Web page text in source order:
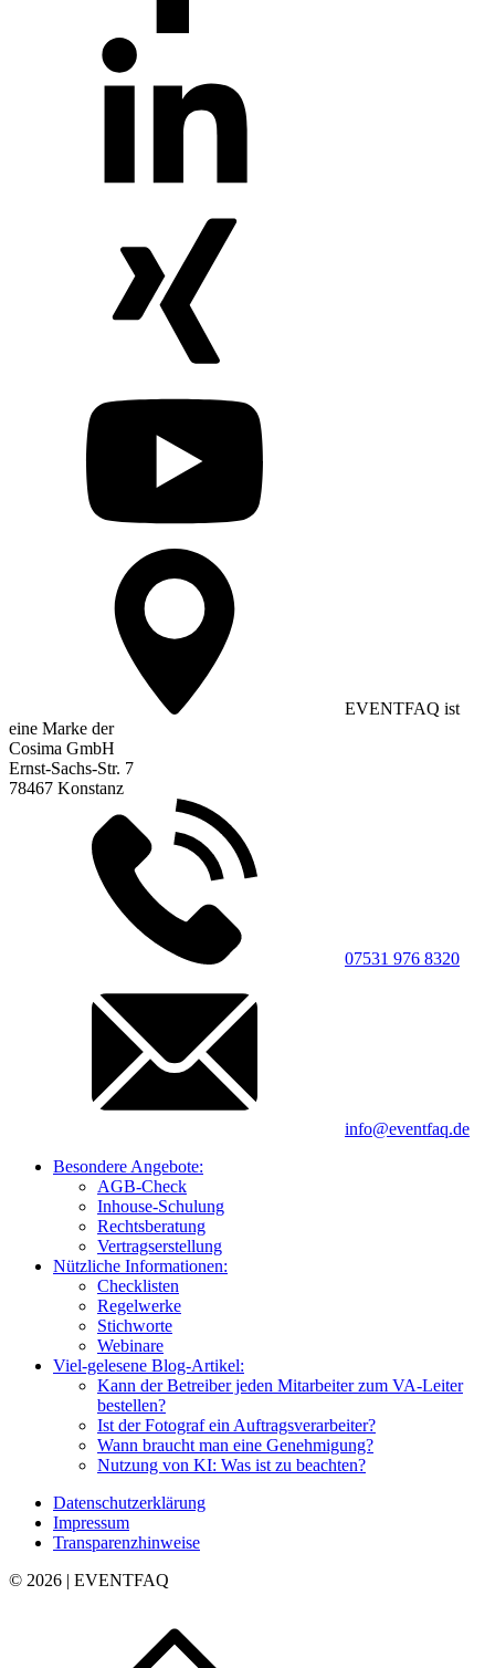
EVENTFAQ ist
eine Marke der
Cosima GmbH
Ernst-Sachs-Str. 7
78467 Konstanz
07531 976 8320
info@eventfaq.de
Besondere Angebote:
AGB-Check
Inhouse-Schulung
Rechtsberatung
Vertragserstellung
Nützliche Informationen:
Checklisten
Regelwerke
Stichworte
Webinare
Viel-gelesene Blog-Artikel:
Kann der Betreiber jeden Mitarbeiter zum VA-Leiter
bestellen?
Ist der Fotograf ein Auftragsverarbeiter?
Wann braucht man eine Genehmigung?
Nutzung von KI: Was ist zu beachten?
Datenschutzerklärung
Impressum
Transparenzhinweise
© 2026 | EVENTFAQ